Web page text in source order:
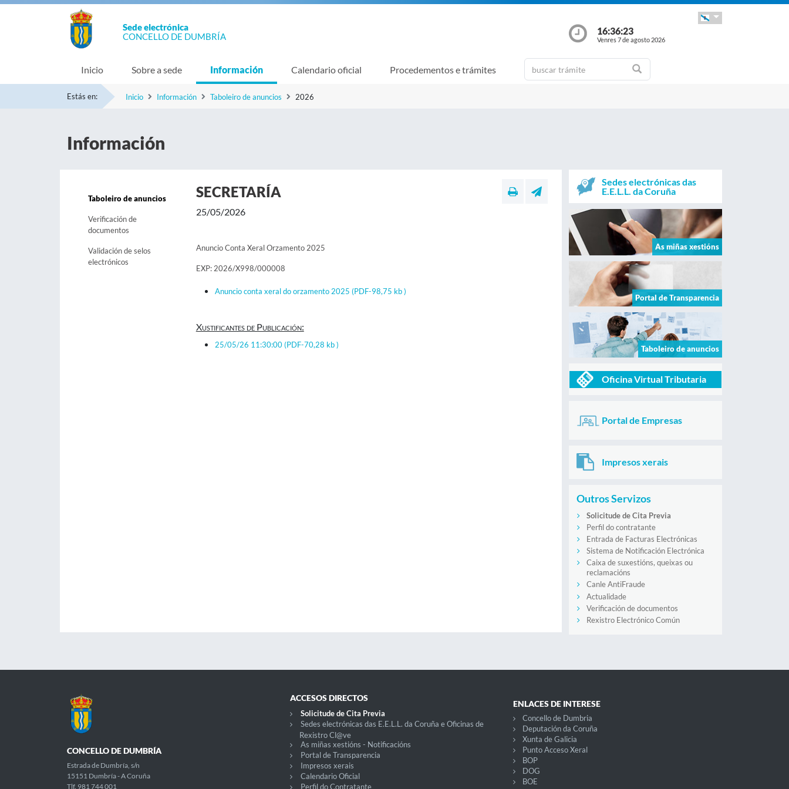
Sede electrónica
CONCELLO DE DUMBRÍA
16:36:24
Venres 7 de agosto 2026
Inicio Sobre a sede Información Calendario oficial Procedementos e trámites
Estás en: Inicio Información Taboleiro de anuncios 2026
Información
Taboleiro de anuncios
Verificación de
documentos
Validación de selos
electrónicos
SECRETARÍA
25/05/2026
Anuncio Conta Xeral Orzamento 2025
EXP: 2026/X998/000008
Anuncio conta xeral do orzamento 2025 (PDF-98,75 kb )
Xustificantes de Publicación:
25/05/26 11:30:00(PDF-70,28 kb )
Sedes electrónicas das
E.E.L.L. da Coruña
As miñas xestións
Portal de Transparencia
Taboleiro de anuncios
Oficina Virtual Tributaria
Portal de Empresas
Impresos xerais
Outros Servizos
Solicitude de Cita Previa
Perfil do contratante
Entrada de Facturas Electrónicas
Sistema de Notificación Electrónica
Caixa de suxestións, queixas ou
reclamacións
Canle AntiFraude
Actualidade
Verificación de documentos
Rexistro Electrónico Común
CONCELLO DE DUMBRÍA
Estrada de Dumbría, s/n
15151 Dumbría - A Coruña
Tlf. 981 744 001
ACCESOS DIRECTOS
Solicitude de Cita Previa
Sedes electrónicas das E.E.L.L. da Coruña e Oficinas de
Rexistro Cl@ve
As miñas xestións - Notificacións
Portal de Transparencia
Impresos xerais
Calendario Oficial
Perfil do Contratante
ENLACES DE INTERESE
Concello de Dumbria
Deputación da Coruña
Xunta de Galicia
Punto Acceso Xeral
BOP
DOG
BOE